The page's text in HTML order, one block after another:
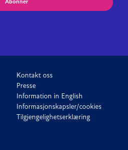
Abonner
Kontakt oss
Presse
Information in English
Informasjonskapsler/cookies
Tilgjengelighetserklæring